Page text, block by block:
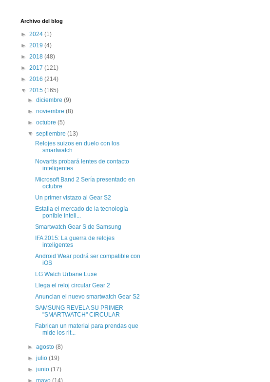
Archivo del blog
► 2024 (1)
► 2019 (4)
► 2018 (48)
► 2017 (121)
► 2016 (214)
▼ 2015 (165)
►diciembre(9)
►noviembre(8)
►octubre(5)
▼septiembre(13)
Relojes suizos en duelo con los
smartwatch
Novartis probará lentes de contacto
inteligentes
Microsoft Band 2 Sería presentado en
octubre
Un primer vistazo al Gear S2
Estalla el mercado de la tecnología
ponible inteli...
Smartwatch Gear S de Samsung
IFA 2015: La guerra de relojes
inteligentes
Android Wear podrá ser compatible con
iOS
LG Watch Urbane Luxe
Llega el reloj circular Gear 2
Anuncian el nuevo smartwatch Gear S2
SAMSUNG REVELA SU PRIMER
"SMARTWATCH" CIRCULAR
Fabrican un material para prendas que
mide los rit...
►agosto(8)
►julio(19)
►junio(17)
►mayo(14)